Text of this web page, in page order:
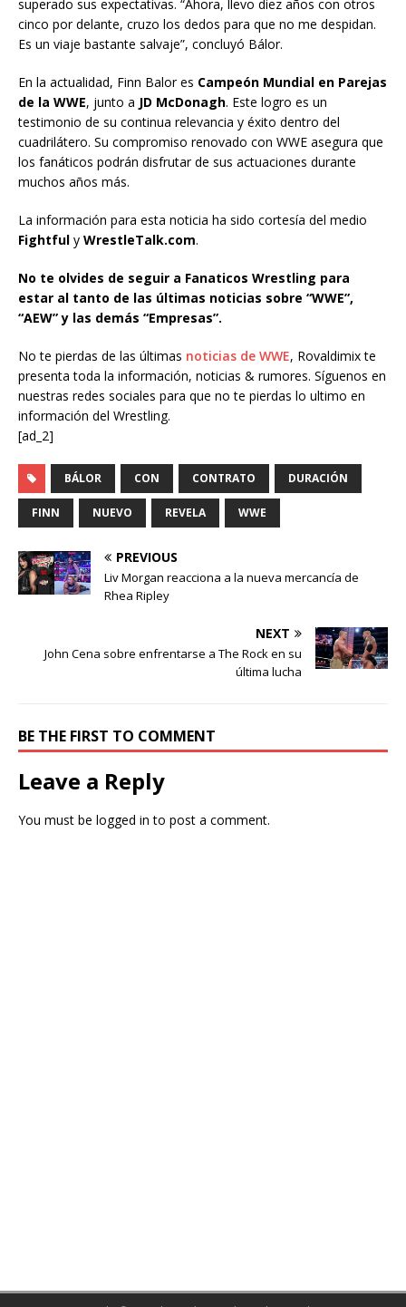
superado sus expectativas. “Ahora, llevo diez años con otros
cinco por delante, cruzo los dedos para que no me despidan.
Es un viaje bastante salvaje”, concluyó Bálor.
En la actualidad, Finn Balor es Campeón Mundial en Parejas
de la WWE, junto a JD McDonagh. Este logro es un
testimonio de su continua relevancia y éxito dentro del
cuadrilátero. Su compromiso renovado con WWE asegura que
los fanáticos podrán disfrutar de sus actuaciones durante
muchos años más.
La información para esta noticia ha sido cortesía del medio
Fightful y WrestleTalk.com.
No te olvides de seguir a Fanaticos Wrestling para
estar al tanto de las últimas noticias sobre “WWE”,
“AEW” y las demás “Empresas”.
No te pierdas de las últimas noticias de WWE, Rovaldimix te
presenta toda la información, noticias & rumores. Síguenos en
nuestras redes sociales para que no te pierdas lo ultimo en
información del Wrestling.
[ad_2]
BÁLOR CON CONTRATO DURACIÓN
FINN NUEVO REVELA WWE
PREVIOUS
Liv Morgan reacciona a la nueva mercancía de
Rhea Ripley
NEXT
John Cena sobre enfrentarse a The Rock en su
última lucha
BE THE FIRST TO COMMENT
Leave a Reply
You must be logged in to post a comment.